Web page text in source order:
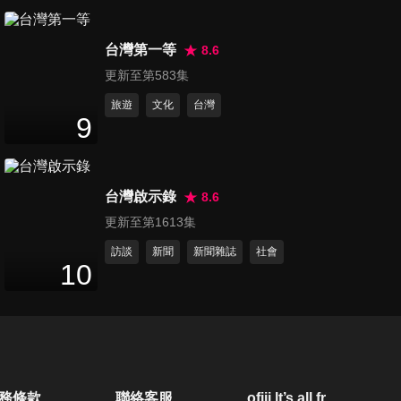
9
台灣第一等
8.6
更新至第583集
旅遊 文化 台灣
10
台灣啟示錄
8.6
更新至第1613集
訪談 新聞 新聞雜誌 社會
條款 聯絡客服